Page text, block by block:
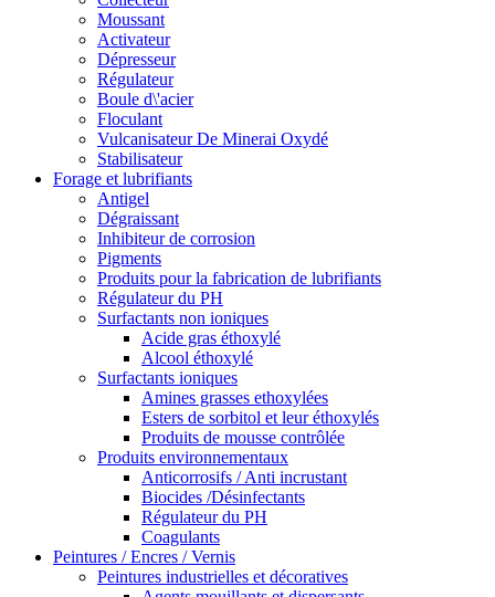
Moussant
Activateur
Dépresseur
Régulateur
Boule d\'acier
Floculant
Vulcanisateur De Minerai Oxydé
Stabilisateur
Forage et lubrifiants
Antigel
Dégraissant
Inhibiteur de corrosion
Pigments
Produits pour la fabrication de lubrifiants
Régulateur du PH
Surfactants non ioniques
Acide gras éthoxylé
Alcool éthoxylé
Surfactants ioniques
Amines grasses ethoxylées
Esters de sorbitol et leur éthoxylés
Produits de mousse contrôlée
Produits environnementaux
Anticorrosifs / Anti incrustant
Biocides /Désinfectants
Régulateur du PH
Coagulants
Peintures / Encres / Vernis
Peintures industrielles et décoratives